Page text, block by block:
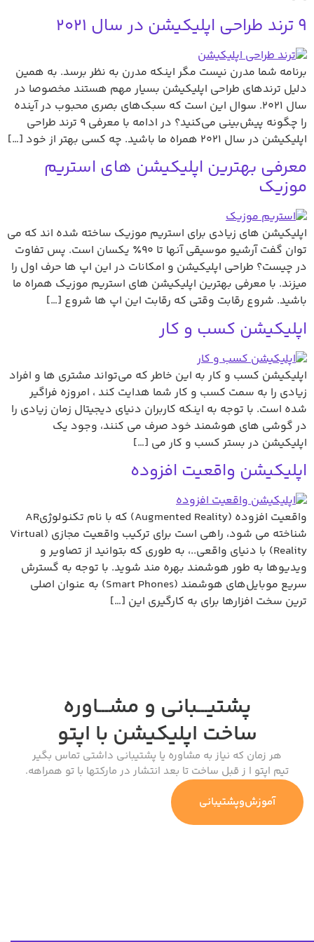
9 ترند طراحی اپلیکیشن در سال 2021
برنامه شما مدرن نیست مگر اینکه مدرن به نظر برسد. به همین
دلیل ترند‌های طراحی اپلیکیشن بسیار مهم هستند مخصوصا در
سال ۲۰۲۱. سوال این است که سبک‌های بصری محبوب در آینده
را چگونه پیش‌بینی می‌کنید؟ در ادامه با معرفی 9 ترند طراحی
اپلیکیشن در سال 2021 همراه ما باشید. چه کسی بهتر از خود […]
معرفی بهترین اپلیکیشن های استریم
موزیک
اپلیکیشن های زیادی برای استریم موزیک ساخته شده اند که می
توان گفت آرشیو موسیقی آنها تا ۹۰٪ یکسان است. پس تفاوت
در چیست؟ طراحی اپلیکیشن و امکانات در این اپ ها حرف اول را
میزند. با معرفی بهترین اپلیکیشن های استریم موزیک همراه ما
باشید. شروع رقابت وقتی که رقابت این اپ ها شروع […]
اپلیکیشن کسب و کار
اپلیکیشن کسب و کار به این خاطر که می‌تواند مشتری ها و افراد
زیادی را به سمت کسب و کار شما هدایت کند ، امروزه فراگیر
شده است. با توجه به اینکه کاربران دنیای دیجیتال زمان زیادی را
در گوشی های هوشمند خود صرف می کنند، وجود یک
اپلیکیشن در بستر کسب و کار می […]
اپلیکیشن واقعیت افزوده
واقعیت افزوده (Augmented Reality) که با نام تکنولوژیAR
شناخته می شود، راهی است برای ترکیب واقعیت مجازی (Virtual
Reality) با دنیای واقعی..، به طوری که بتوانید از تصاویر و
ویدیوها به طور هوشمند بهره مند شوید. با توجه به گسترش
سریع موبایل‌های هوشمند (Smart Phones) به عنوان اصلی
ترین سخت افزارها برای به کارگیری این […]
پشتیـــبانی و مشـــاوره
ساخت اپلیکیشن با اپتو
هر زمان که نیاز به مشاوره یا پشتیبانی داشتی تماس بگیر
تیم اپتو ا ز قبل ساخت تا بعد انتشار در مارکتها با تو همراهه.
آموزش‌وپشتیبانی